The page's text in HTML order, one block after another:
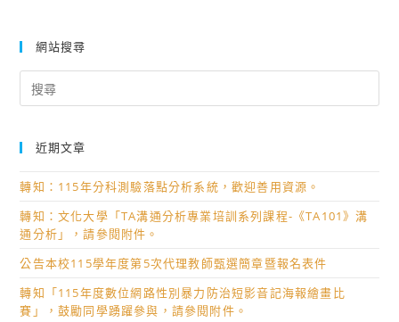
網站搜尋
for:
近期文章
轉知：115年分科測驗落點分析系統，歡迎善用資源。
轉知：文化大學「TA溝通分析專業培訓系列課程-《TA101》溝
通分析」，請參閱附件。
公告本校115學年度第5次代理教師甄選簡章暨報名表件
轉知「115年度數位網路性別暴力防治短影音記海報繪畫比
賽」，鼓勵同學踴躍參與，請參閱附件。